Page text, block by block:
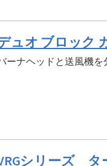
ュオ ブロック
ーナヘッドと送風機
シリーズ タ